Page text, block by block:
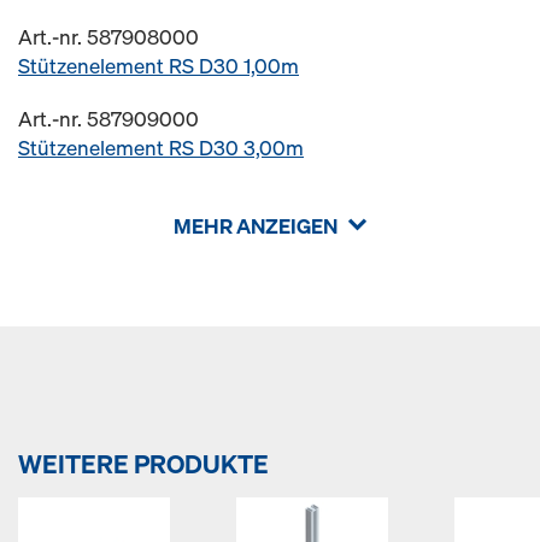
Art.-nr. 587908000
Stützenelement RS D30 1,00m
Art.-nr. 587909000
Stützenelement RS D30 3,00m
MEHR ANZEIGEN
WEITERE PRODUKTE